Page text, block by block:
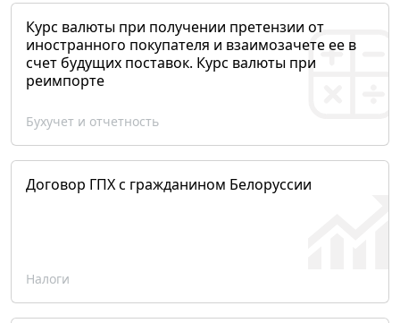
Курс валюты при получении претензии от
иностранного покупателя и взаимозачете ее в
счет будущих поставок. Курс валюты при
реимпорте
Бухучет и отчетность
Договор ГПХ с гражданином Белоруссии
Налоги